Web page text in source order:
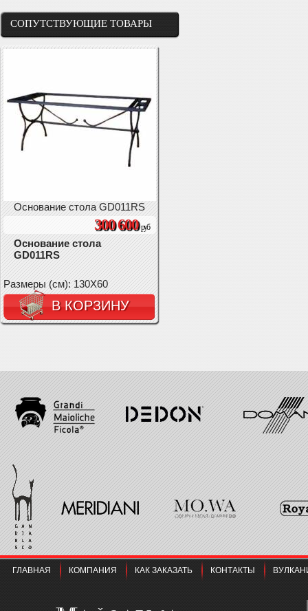
СОПУТСТВУЮЩИЕ ТОВАРЫ
Основание стола GD011RS
300 600руб
Основание стола
GD011RS
Размеры (см): 130X60
В КОРЗИНУ
ГЛАВНАЯ КОМПАНИЯ КАК ЗАКАЗАТЬ КОНТАКТЫ